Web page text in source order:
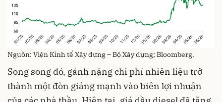
Nguồn: Viện Kinh tế Xây dựng – Bộ Xây dựng; Bloomberg.
Song song đó, gánh nặng chi phí nhiên liệu trở
thành một đòn giáng mạnh vào biên lợi nhuận